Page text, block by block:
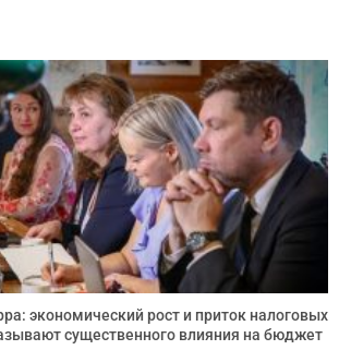
экономический рост и приток налоговых
существенного влияния на бюджет